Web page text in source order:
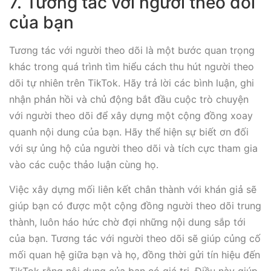
của bạn
Tương tác với người theo dõi là một bước quan trọng
khác trong quá trình tìm hiểu cách thu hút người theo
dõi tự nhiên trên TikTok. Hãy trả lời các bình luận, ghi
nhận phản hồi và chủ động bắt đầu cuộc trò chuyện
với người theo dõi để xây dựng một cộng đồng xoay
quanh nội dung của bạn. Hãy thể hiện sự biết ơn đối
với sự ủng hộ của người theo dõi và tích cực tham gia
vào các cuộc thảo luận cùng họ.
Việc xây dựng mối liên kết chân thành với khán giả sẽ
giúp bạn có được một cộng đồng người theo dõi trung
thành, luôn háo hức chờ đợi những nội dung sắp tới
của bạn. Tương tác với người theo dõi sẽ giúp củng cố
mối quan hệ giữa bạn và họ, đồng thời gửi tín hiệu đến